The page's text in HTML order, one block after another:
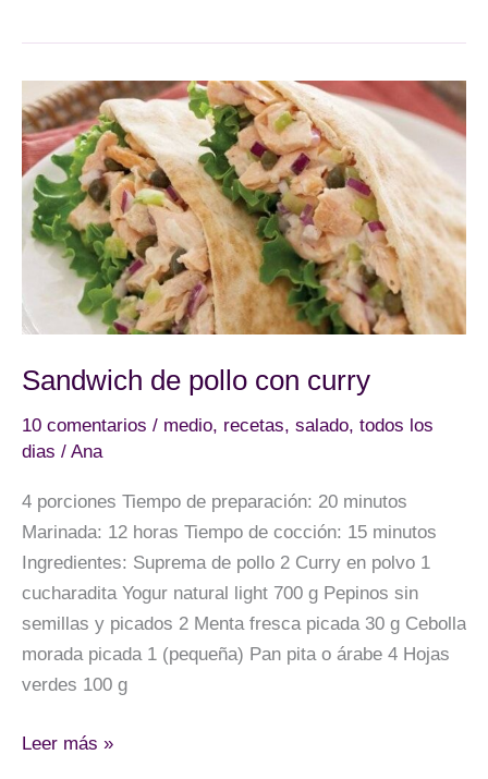
Sandwich de pollo con curry
10 comentarios / medio, recetas, salado, todos los
dias / Ana
4 porciones Tiempo de preparación: 20 minutos
Marinada: 12 horas Tiempo de cocción: 15 minutos
Ingredientes: Suprema de pollo 2 Curry en polvo 1
cucharadita Yogur natural light 700 g Pepinos sin
semillas y picados 2 Menta fresca picada 30 g Cebolla
morada picada 1 (pequeña) Pan pita o árabe 4 Hojas
verdes 100 g
Sandwich
Leer más »